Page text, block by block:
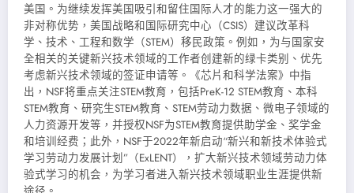
美国。为继续发挥美国吸引和留住国际人才的能力这一强大的
非对称优势，美国战略和国际研究中心（CSIS）建议改革科
学、技术、工程和数学（STEM）移民政策。例如，为与国家安
全相关的关键新兴技术领域的工作者创建新的绿卡类别、优先
考虑新兴技术领域的签证申请等。《芯片和科学法案》中指
出，NSF将重点关注STEM教育，包括PreK-12 STEM教育、本科
STEM教育、研究生STEM教育、STEM劳动力数据、微电子领域的
人力资源开发等，并授权NSF为STEM教育提供助学金、奖学金
和培训经费；此外，NSF于2022年新启动“新兴和新技术体验式
学习劳动力发展计划”（ExLENT），扩大新兴技术领域劳动力体
验式学习的机会，为学习者进入新兴技术领域职业生涯提供新